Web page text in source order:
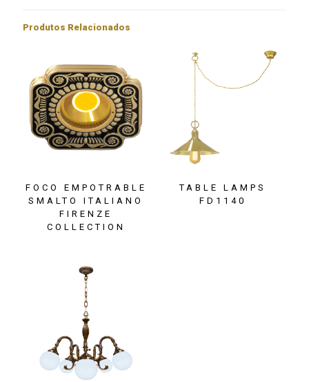
Produtos Relacionados
FOCO EMPOTRABLE
SMALTO ITALIANO
FIRENZE
COLLECTION
TABLE LAMPS
FD1140